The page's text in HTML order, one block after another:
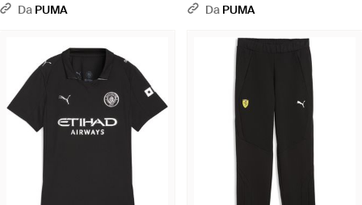
Wardrobe Essentials Per Ragazzi,
Da PUMA
26/27 Da Donna, Accessori, Nero
Da PUMA